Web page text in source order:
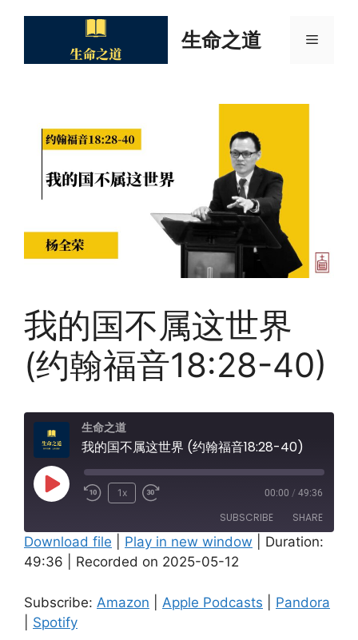
生命之道 Menu
我的国不属这世界
(约翰福音18:28-40)
生命之道
我的国不属这世界 (约翰福音18:28-40)
Play
1x 00:00 / 49:36
SUBSCRIBE SHARE
Amazon Apple Podcasts
RSS FEED
SHARE
LINK
EMBED
Download file Play in new window
Duration:
49:36
Recorded on 2025-05-12
Subscribe: Amazon Apple Podcasts
Pandora
Spotify